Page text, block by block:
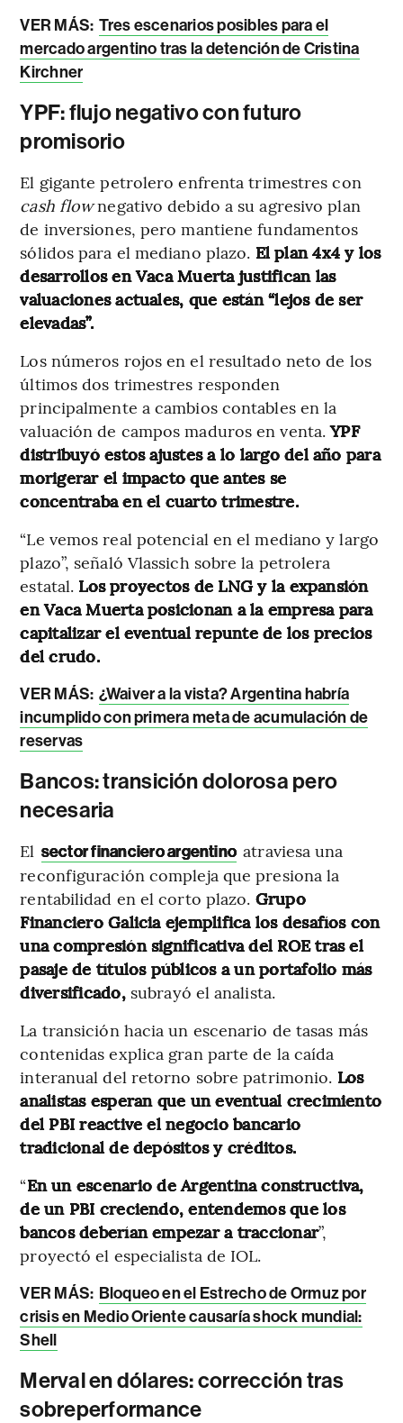
VER MÁS: Tres escenarios posibles para el
mercado argentino tras la detención de Cristina
Kirchner
YPF: flujo negativo con futuro
promisorio
El gigante petrolero enfrenta trimestres con
cash flownegativo debido a su agresivo plan
de inversiones, pero mantiene fundamentos
sólidos para el mediano plazo. El plan 4x4 y los
desarrollos en Vaca Muerta justifican las
valuaciones actuales, que están “lejos de ser
elevadas”.
Los números rojos en el resultado neto de los
últimos dos trimestres responden
principalmente a cambios contables en la
valuación de campos maduros en venta.YPF
distribuyó estos ajustes a lo largo del año para
morigerar el impacto que antes se
concentraba en el cuarto trimestre.
“Le vemos real potencial en el mediano y largo
plazo”, señaló Vlassich sobre la petrolera
estatal. Los proyectos de LNG y la expansión
en Vaca Muerta posicionan a la empresa para
capitalizar el eventual repunte de los precios
del crudo.
VER MÁS: ¿Waiver a la vista? Argentina habría
incumplido con primera meta de acumulación de
reservas
Bancos: transición dolorosa pero
necesaria
El sector financiero argentino atraviesa una
reconfiguración compleja que presiona la
rentabilidad en el corto plazo. Grupo
Financiero Galicia ejemplifica los desafíos con
una compresión significativa del ROE tras el
pasaje de títulos públicos a un portafolio más
diversificado, subrayó el analista.
La transición hacia un escenario de tasas más
contenidas explica gran parte de la caída
interanual del retorno sobre patrimonio. Los
analistas esperan que un eventual crecimiento
del PBI reactive el negocio bancario
tradicional de depósitos y créditos.
“En un escenario de Argentina constructiva,
de un PBI creciendo, entendemos que los
bancos deberían empezar a traccionar”,
proyectó el especialista de IOL.
VER MÁS: Bloqueo en el Estrecho de Ormuz por
crisis en Medio Oriente causaría shock mundial:
Shell
Merval en dólares: corrección tras
sobreperformance